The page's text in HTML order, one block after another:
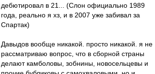
дебютировал в 21... (Слон официально 1989
года, реально я хз, и в 2007 уже забивал за
Спартак)
Давыдов вообще никакой. просто никакой. я не
рассматриваю вопрос, что в сборной страны
делают камболовы, зобнины, новосельцевы и